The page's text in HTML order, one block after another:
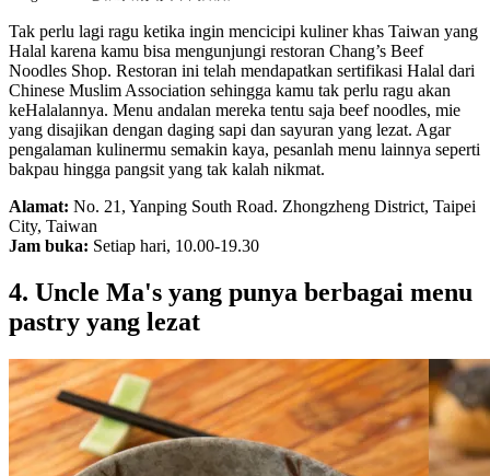
Tak perlu lagi ragu ketika ingin mencicipi kuliner khas Taiwan yang
Halal karena kamu bisa mengunjungi restoran Chang’s Beef
Noodles Shop. Restoran ini telah mendapatkan sertifikasi Halal dari
Chinese Muslim Association sehingga kamu tak perlu ragu akan
keHalalannya. Menu andalan mereka tentu saja beef noodles, mie
yang disajikan dengan daging sapi dan sayuran yang lezat. Agar
pengalaman kulinermu semakin kaya, pesanlah menu lainnya seperti
bakpau hingga pangsit yang tak kalah nikmat.
Alamat: No. 21, Yanping South Road. Zhongzheng District, Taipei
City, Taiwan
Jam buka: Setiap hari, 10.00-19.30
4. Uncle Ma's yang punya berbagai menu
pastry yang lezat